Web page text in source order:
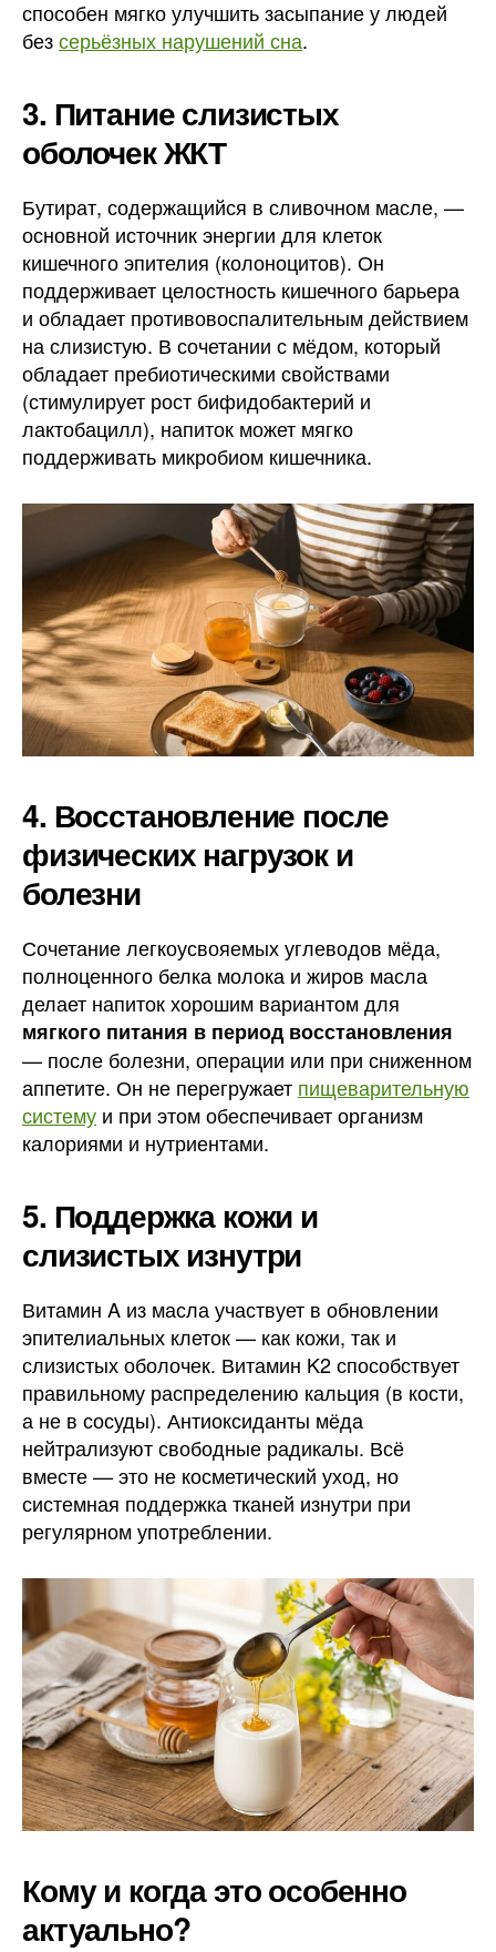
способен мягко улучшить засыпание у людей
безсерьёзных нарушений сна.
3. Питание слизистых
оболочек ЖКТ
Бутират, содержащийся в сливочном масле, —
основной источник энергии для клеток
кишечного эпителия (колоноцитов). Он
поддерживает целостность кишечного барьера
и обладает противовоспалительным действием
на слизистую. В сочетании с мёдом, который
обладает пребиотическими свойствами
(стимулирует рост бифидобактерий и
лактобацилл), напиток может мягко
поддерживать микробиом кишечника.
4. Восстановление после
физических нагрузок и
болезни
Сочетание легкоусвояемых углеводов мёда,
полноценного белка молока и жиров масла
делает напиток хорошим вариантом для
мягкого питания в период восстановления
— после болезни, операции или при сниженном
аппетите. Он не перегружает пищеварительную
систему и при этом обеспечивает организм
калориями и нутриентами.
5. Поддержка кожи и
слизистых изнутри
Витамин A из масла участвует в обновлении
эпителиальных клеток — как кожи, так и
слизистых оболочек. Витамин K2 способствует
правильному распределению кальция (в кости,
а не в сосуды). Антиоксиданты мёда
нейтрализуют свободные радикалы. Всё
вместе — это не косметический уход, но
системная поддержка тканей изнутри при
регулярном употреблении.
Кому и когда это особенно
актуально?